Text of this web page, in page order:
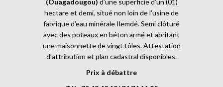
hectare et demi, situé non loin de l’usine de
fabrique d’eau minérale Ilemdé. Semi clôturé
avec des poteaux en béton armé et abritant
une maisonnette de vingt tôles. Attestation
d’attribution et plan cadastral disponibles.
Prix à débattre